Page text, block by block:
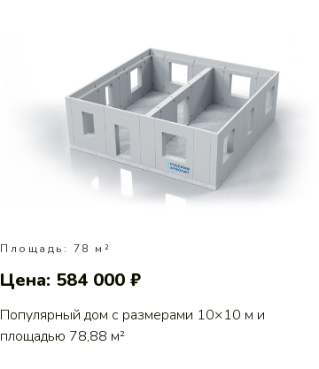
Площадь: 78 м²
Цена: 584 000 ₽
Популярный дом с размерами 10×10 м и
площадью 78,88 м²